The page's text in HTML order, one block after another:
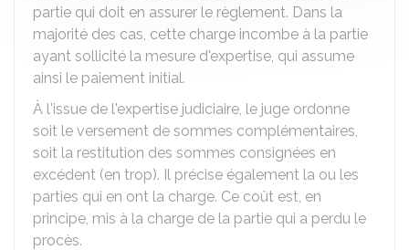
partie qui doit en assurer le règlement. Dans la
majorité des cas, cette charge incombe à la partie
ayant sollicité la mesure d'expertise, qui assume
ainsi le paiement initial.
À l'issue de l'expertise judiciaire, le juge ordonne
soit le versement de sommes complémentaires,
soit la restitution des sommes consignées en
excédent (en trop). Il précise également la ou les
parties qui en ont la charge. Ce coût est, en
principe, mis à la charge de la partie qui a perdu le
procès.